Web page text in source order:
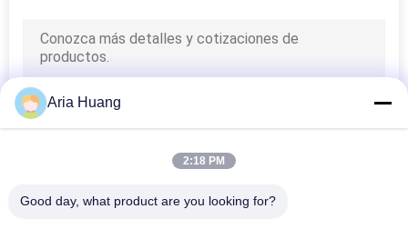
Cubo del pulgar del
excavador
Aria Huang
2:18 PM
Good day, what product are you looking for?